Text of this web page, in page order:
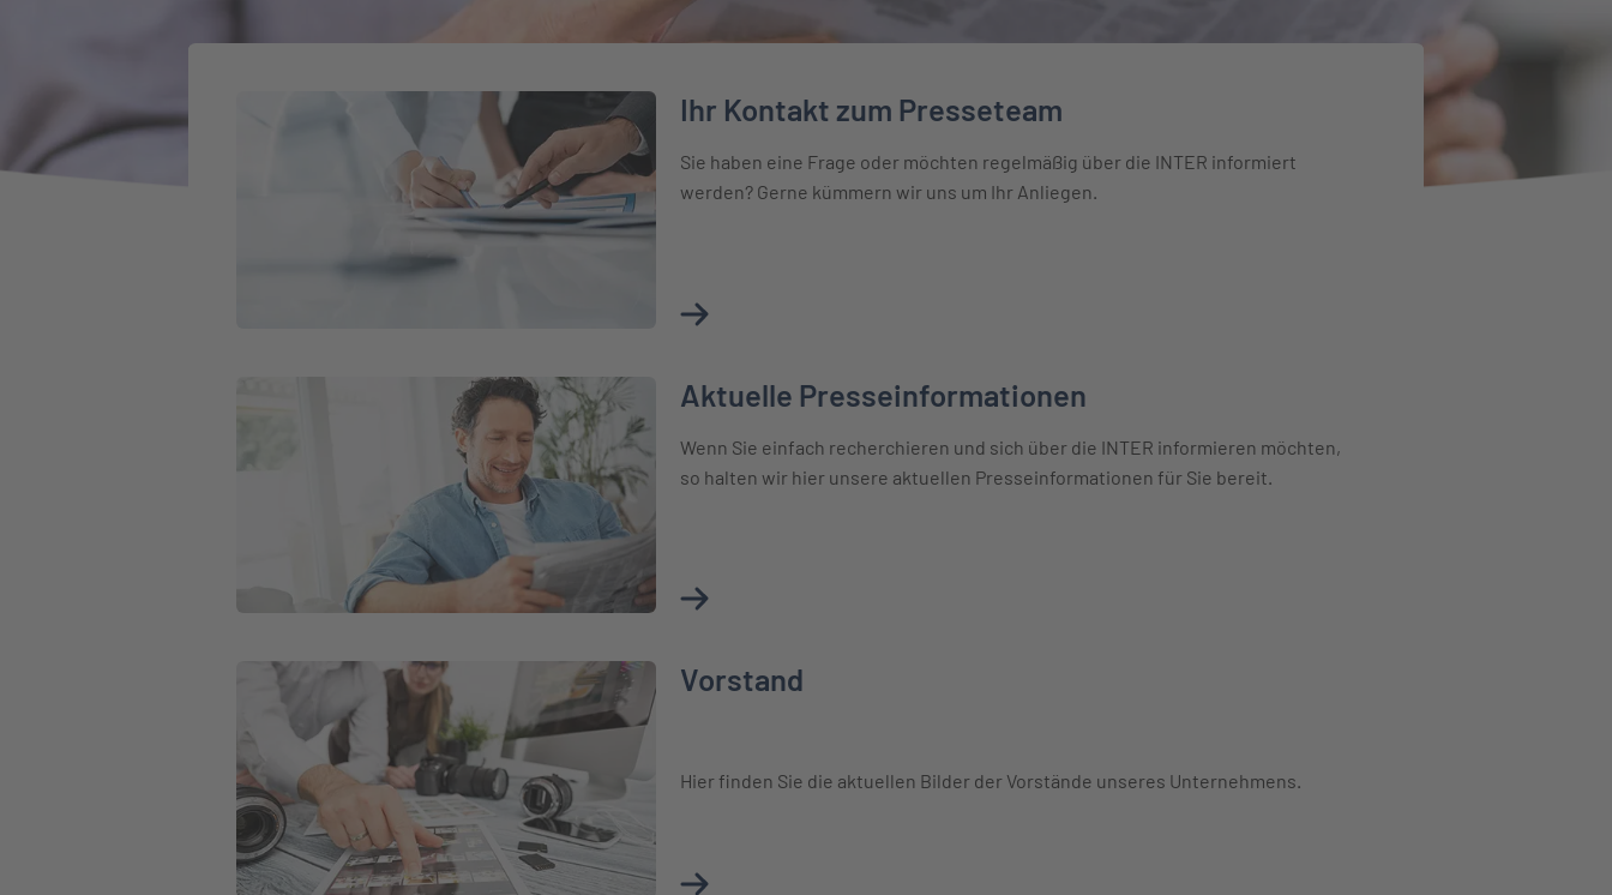
Weiter zu Ihr Kontakt zum Presseteam Ihr Kontakt zum Presseteam
Sie haben eine Frage oder möchten regelmäßig über die INTER informiert
werden? Gerne kümmern wir uns um Ihr Anliegen.
Mehr über Ihr Kontakt zum Presseteam erfahren
Weiter zu Aktuelle Presseinformationen Aktuelle Presseinformationen
Wenn Sie einfach recherchieren und sich über die INTER informieren möchten,
so halten wir hier unsere aktuellen Presseinformationen für Sie bereit.
Mehr über Aktuelle Presseinformationen erfahren
Weiter zu Vorstand Vorstand
Hier finden Sie die aktuellen Bilder der Vorstände unseres Unternehmens.
Mehr über Vorstand erfahren